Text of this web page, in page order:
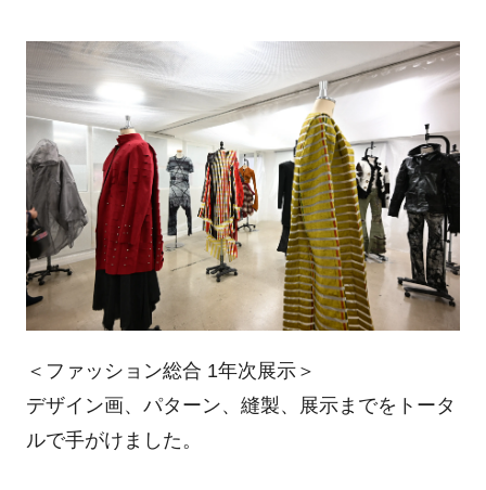
＜ファッション総合 1年次展示＞
デザイン画、パターン、縫製、展示までをトータ
ルで手がけました。